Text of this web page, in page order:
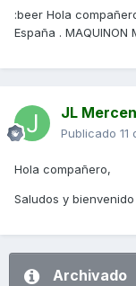
:beer Hola
España . MAQUINON
JL
Publicado 11
Hola compañero,
Saludos y
Archivado